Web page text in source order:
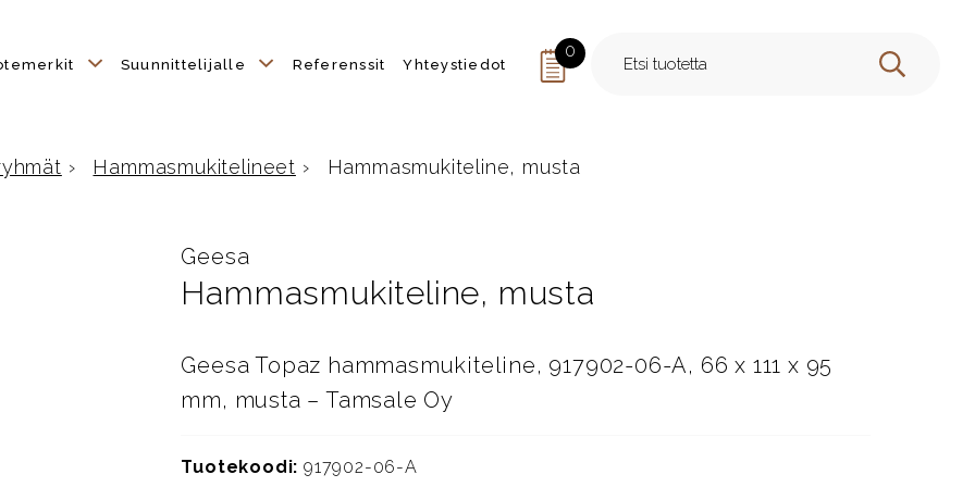
Suunnittelijalle Referenssit Yhteystiedot
0
HAE
› Hammasmukitelineet › Hammasmukiteline, musta
Geesa
Hammasmukiteline, musta
Geesa Topaz hammasmukiteline, 917902-06-A, 66 x 111 x 95
mm, musta – Tamsale Oy
Tuotekoodi: 917902-06-A